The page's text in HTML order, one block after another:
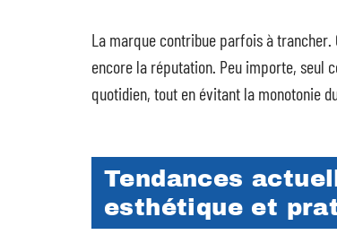
La marque contribue parfois à trancher.
encore la réputation. Peu importe, seul
quotidien, tout en évitant la monotonie
Tendances
esthétique et